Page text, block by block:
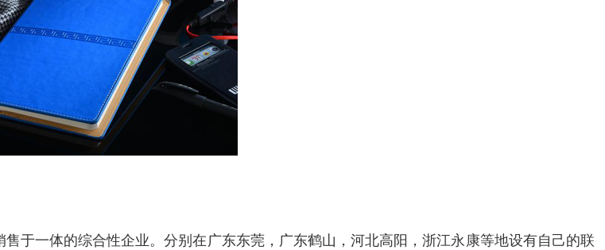
于一体的综合性企业。分别在广东东莞，广东鹤山，河北高阳，浙江永康等地设有自己的联